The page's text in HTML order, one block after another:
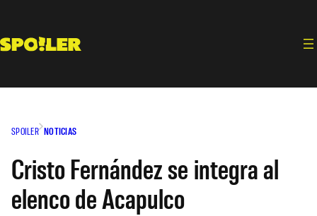
contenido
SPOILER NOTICIAS
Cristo Fernández se integra al
elenco de Acapulco